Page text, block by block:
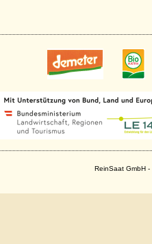
ReinSaat GmbH